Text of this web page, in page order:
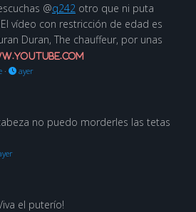
@q242 otro que ni puta
vídeo con restricción de edad es
Duran, The chauffeur, por unas
· ayer
no puedo morderles las tetas
el puterío!